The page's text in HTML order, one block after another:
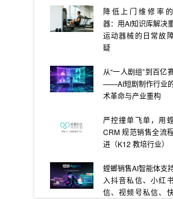
降低上门维修率
器：用AI知识库解决
运动器械的日常故
疑
从“一人剧组”到百亿
——AI短剧制作行业
术革命与产业重构
严控撞单飞单，用
CRM 规范销售全流
进（K12 教培行业）
螳螂销售AI智能体支
入抖音私信、小红
信、视频号私信、